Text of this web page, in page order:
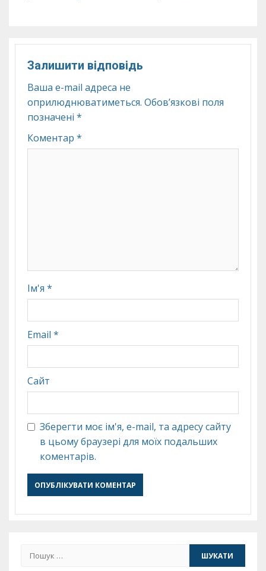
Залишити відповідь
Ваша e-mail адреса не
оприлюднюватиметься. Обов’язкові поля
позначені *
Коментар *
Ім'я *
Email *
Сайт
Зберегти моє ім'я, e-mail, та адресу сайту
в цьому браузері для моїх подальших
коментарів.
Пошук: